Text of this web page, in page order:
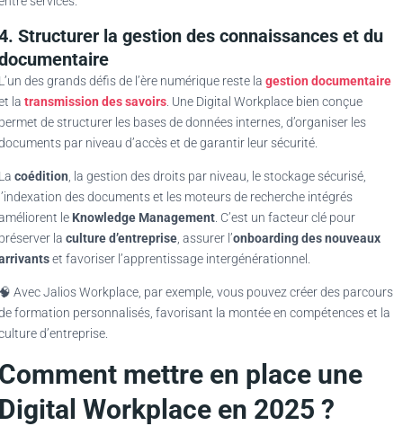
Structurer la gestion des connaissances et du
des grands défis de l’ère numérique reste la gestion documentaire
la transmission des savoirs . Une Digital Workplace bien conçue
de structurer les bases de données internes, d’organiser les
par niveau d’accès et de garantir leur sécurité.
coédition , la gestion des droits par niveau, le stockage sécurisé,
des documents et les moteurs de recherche intégrés
le Knowledge Management . C’est un facteur clé pour
la culture d’entreprise , assurer l’onboarding des nouveaux
et favoriser l’apprentissage intergénérationnel.
Avec Jalios Workplace, par exemple, vous pouvez créer des parcours
formation personnalisés, favorisant la montée en compétences et la
d’entreprise.
mettre en place une
Workplace en 2025 ?